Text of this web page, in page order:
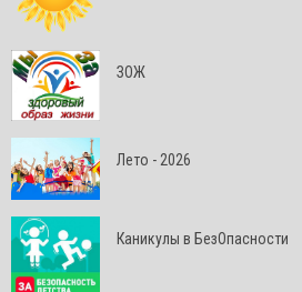
ЗОЖ
Лето - 2026
Каникулы в БезОпасности